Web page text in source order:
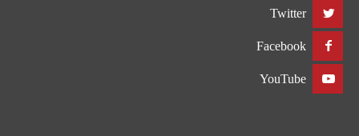
Twitter
Facebook
YouTube